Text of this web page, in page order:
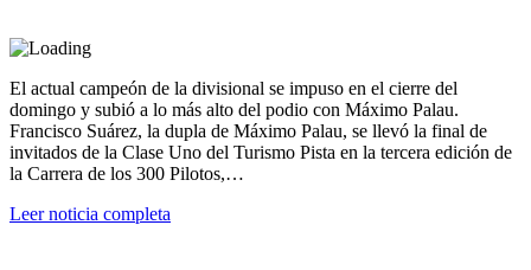
El actual campeón de la divisional se impuso en el cierre del
domingo y subió a lo más alto del podio con Máximo Palau.
Francisco Suárez, la dupla de Máximo Palau, se llevó la final de
invitados de la Clase Uno del Turismo Pista en la tercera edición de
la Carrera de los 300 Pilotos,…
Leer noticia completa